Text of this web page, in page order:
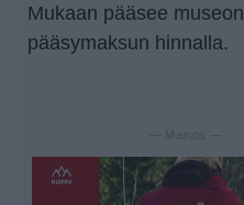
Mukaan pääsee museon
pääsymaksun hinnalla.
— Mainos —